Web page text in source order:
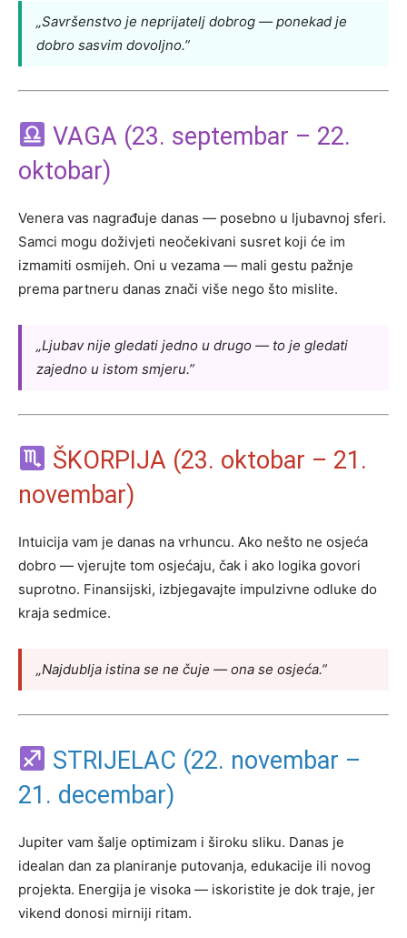
„Savršenstvo je neprijatelj dobrog — ponekad je
dobro sasvim dovoljno.”
VAGA (23. septembar – 22.
oktobar)
Venera vas nagrađuje danas — posebno u ljubavnoj sferi.
Samci mogu doživjeti neočekivani susret koji će im
izmamiti osmijeh. Oni u vezama — mali gestu pažnje
prema partneru danas znači više nego što mislite.
„Ljubav nije gledati jedno u drugo — to je gledati
zajedno u istom smjeru.”
ŠKORPIJA (23. oktobar – 21.
novembar)
Intuicija vam je danas na vrhuncu. Ako nešto ne osjeća
dobro — vjerujte tom osjećaju, čak i ako logika govori
suprotno. Finansijski, izbjegavajte impulzivne odluke do
kraja sedmice.
„Najdublja istina se ne čuje — ona se osjeća.”
STRIJELAC (22. novembar –
21. decembar)
Jupiter vam šalje optimizam i široku sliku. Danas je
idealan dan za planiranje putovanja, edukacije ili novog
projekta. Energija je visoka — iskoristite je dok traje, jer
vikend donosi mirniji ritam.